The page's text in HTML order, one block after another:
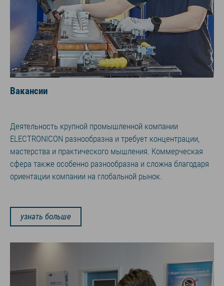
Вакансии
Деятельность крупной промышленной компании
ELECTRONICON разнообразна и требует концентрации,
мастерства и практического мышления. Коммерческая
сфера также особенно разнообразна и сложна благодаря
ориентации компании на глобальной рынок.
узнать больше